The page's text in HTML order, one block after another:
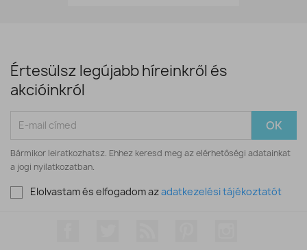
Értesülsz legújabb híreinkről és
akcióinkról
Bármikor leiratkozhatsz. Ehhez keresd meg az elérhetőségi adatainkat
a jogi nyilatkozatban.
Elolvastam és elfogadom azadatkezelési tájékoztatót